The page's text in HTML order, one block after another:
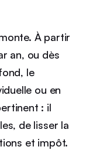
À partir
an, ou dès
le
ou en
: il
de lisser la
et impôt.